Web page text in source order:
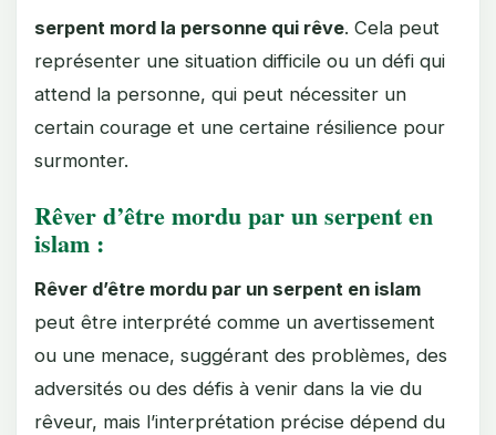
serpent mord la personne qui rêve. Cela peut
représenter une situation difficile ou un défi qui
attend la personne, qui peut nécessiter un
certain courage et une certaine résilience pour
surmonter.
Rêver d’être mordu par un serpent en
islam :
Rêver d’être mordu par un serpent en islam
peut être interprété comme un avertissement
ou une menace, suggérant des problèmes, des
adversités ou des défis à venir dans la vie du
rêveur, mais l’interprétation précise dépend du